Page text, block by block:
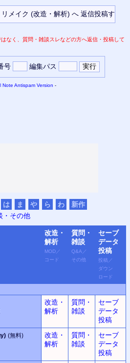
なく、質問・雑談スレなどの方へ返信・投稿して
号 編集パス
Note Antispam Version -
は ま や ら わ
新作
・その他
改造・
解析
MOD ／
コード
質問・
雑談
Q&A ／
その他
セーブ
データ
投稿
投稿 ／
ダウン
ロード
改造・
解析
質問・
雑談
セーブ
データ
投稿
(無料)
改造・
解析
質問・
雑談
セーブ
データ
投稿